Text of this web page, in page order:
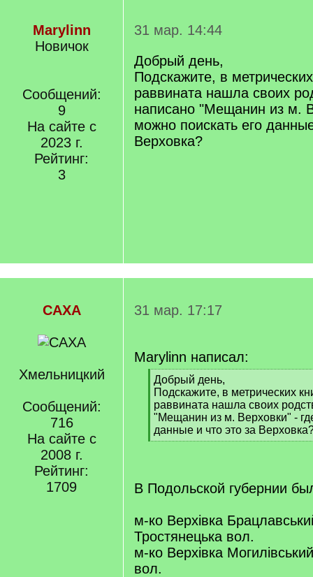
Marylinn
Новичок
Сообщений:
9
На сайте с
2023 г.
Рейтинг:
3
31 мар. 14:44
Добрый день,
Подскажите, в
раввината нашла своих
написано "Мещанин из м.
можно поискать его
Верховка?
САХА
Хмельницкий
Сообщений:
716
На сайте с
2008 г.
Рейтинг:
1709
31 мар. 17:17
Marylinn написал:
[
q
]
Добрый день,
Подскажите, в метрических
раввината нашла своих
"Мещанин из м. Верховки" -
данные и что это за
[
В Подольской губернии
м-ко Верхівка
Тростянецька вол.
м-ко Верхівка
вол.